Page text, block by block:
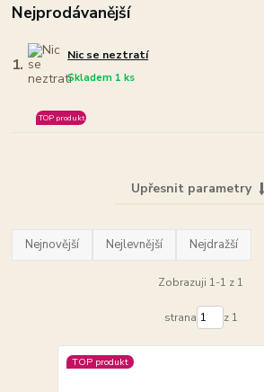
Nejprodávanější
1. Nic se neztratí
Skladem 1 ks
TOP produkt
Upřesnit parametry
Nejnovější Nejlevnější Nejdražší
Zobrazuji 1-1 z 1
strana z 1
TOP produkt